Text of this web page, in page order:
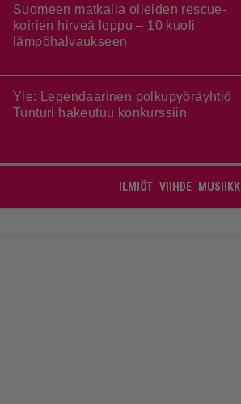
Suomeen matkalla olleiden rescue-
koirien hirveä loppu – 10 kuoli
lämpöhalvaukseen
Yle: Legendaarinen polkupyöräyhtiö
Tunturi hakeutuu konkurssiin
ILMIÖT VIIHDE MUSIIKKI